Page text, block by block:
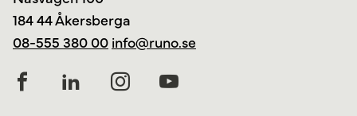
184 44 Åkersberga
08-555 380 00 info@runo.se